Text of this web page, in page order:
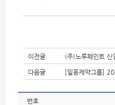
이전글 (주)노루페인트 신
다음글 [일동제약그룹]
번호